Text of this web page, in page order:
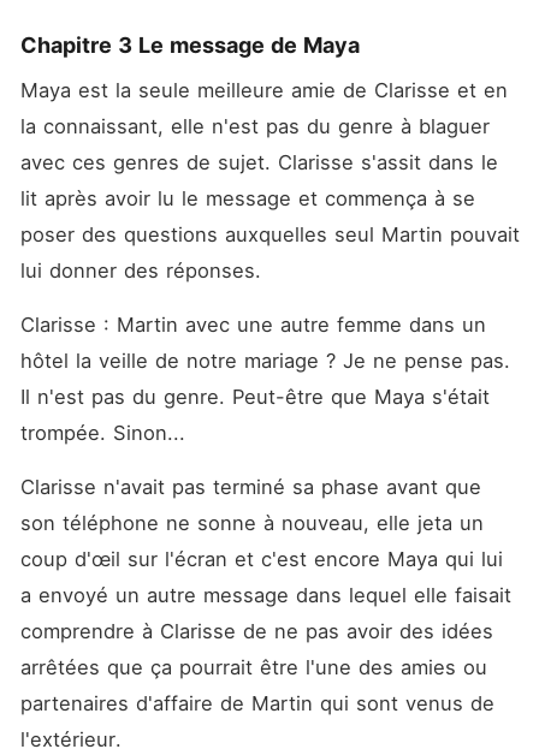
Chapitre 3 Le message de Maya
Maya est la seule meilleure amie de Clarisse et en
la connaissant, elle n'est pas du genre à blaguer
avec ces genres de sujet. Clarisse s'assit dans le
lit après avoir lu le message et commença à se
poser des questions auxquelles seul Martin pouvait
lui donner des réponses.
Clarisse : Martin avec une autre femme dans un
hôtel la veille de notre mariage ? Je ne pense pas.
Il n'est pas du genre. Peut-être que Maya s'était
trompée. Sinon...
Clarisse n'avait pas terminé sa phase avant que
son téléphone ne sonne à nouveau, elle jeta un
coup d'œil sur l'écran et c'est encore Maya qui lui
a envoyé un autre message dans lequel elle faisait
comprendre à Clarisse de ne pas avoir des idées
arrêtées que ça pourrait être l'une des amies ou
partenaires d'affaire de Martin qui sont venus de
l'extérieur.